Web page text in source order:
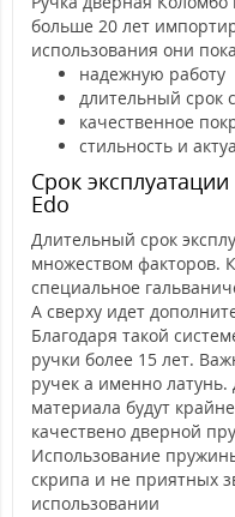
больше 20 лет
использования они
надежную работу
длительный срок
качественное
стильность и
Срок
Edo
Длительный срок
множеством факторов.
специальное
А сверху идет
Благодаря такой
ручки более 15 лет.
ручек а именно
материала будут
качествено дверной
Использование
скрипа и не приятных
использовании